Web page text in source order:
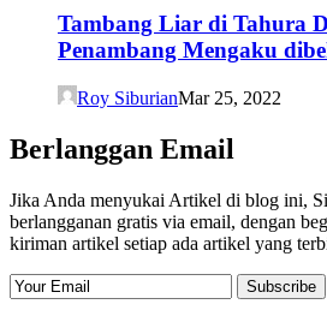
Tambang Liar di Tahura
Penambang Mengaku
Roy SiburianMar 25, 2022
Berlanggan Email
Jika Anda menyukai Artikel di blog ini,
berlangganan gratis via email, dengan
kiriman artikel setiap ada artikel yang